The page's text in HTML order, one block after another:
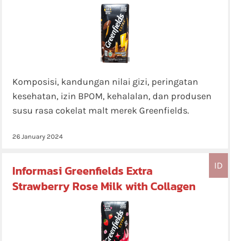
Komposisi, kandungan nilai gizi, peringatan
kesehatan, izin BPOM, kehalalan, dan produsen
susu rasa cokelat malt merek Greenfields.
26 January 2024
ID
Informasi Greenfields Extra
Strawberry Rose Milk with Collagen